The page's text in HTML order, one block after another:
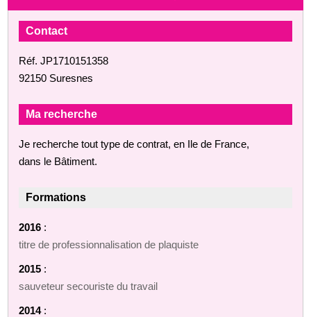
Contact
Réf. JP1710151358
92150 Suresnes
Ma recherche
Je recherche tout type de contrat, en Ile de France,
dans le Bâtiment.
Formations
2016 :
titre de professionnalisation de plaquiste
2015 :
sauveteur secouriste du travail
2014: